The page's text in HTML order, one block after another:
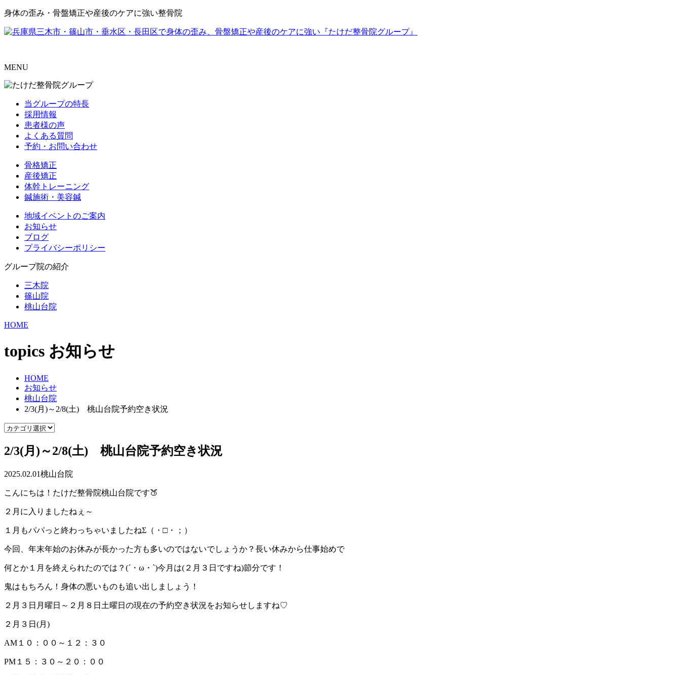
身体の歪み・骨盤矯正や産後のケアに強い整骨院
MENU
当グループの特長
採用情報
患者様の声
よくある質問
予約・お問い合わせ
骨格矯正
産後矯正
体幹トレーニング
鍼施術・美容鍼
地域イベントのご案内
お知らせ
ブログ
プライバシーポリシー
グループ院の紹介
三木院
篠山院
桃山台院
HOME
topics お知らせ
HOME
お知らせ
桃山台院
2/3(月)～2/8(土) 桃山台院予約空き状況
2/3(月)～2/8(土) 桃山台院予約空き状況
2025.02.01桃山台院
こんにちは！たけだ整骨院桃山台院です🍑
２月に入りましたねぇ～
１月もパパっと終わっちゃいましたねΣ（・□・；）
今回、年末年始のお休みが長かった方も多いのではないでしょうか？長い休みから仕事始めで
何とか１月を終えられたのでは？(´・ω・`)今月は(２月３日ですね)節分です！
鬼はもちろん！身体の悪いものも追い出しましょう！
２月３日月曜日～２月８日土曜日の現在の予約空き状況をお知らせしますね♡
２月３日(月)
AM１０：００～１２：３０
PM１５：３０～２０：００